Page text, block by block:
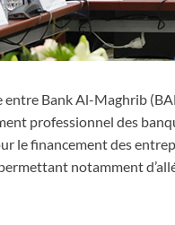
Bank Al-Maghrib
professionnel des
le financement des
notamment